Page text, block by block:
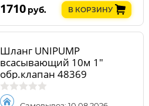
1710 руб. В КОРЗИНУ
Шланг UNIPUMP
всасывающий 10м 1"
обр.клапан 48369